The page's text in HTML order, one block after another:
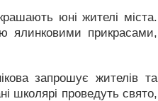
юні жителі міста.
ялинковими прикрасами,
запрошує жителів та
школярі проведуть свято,